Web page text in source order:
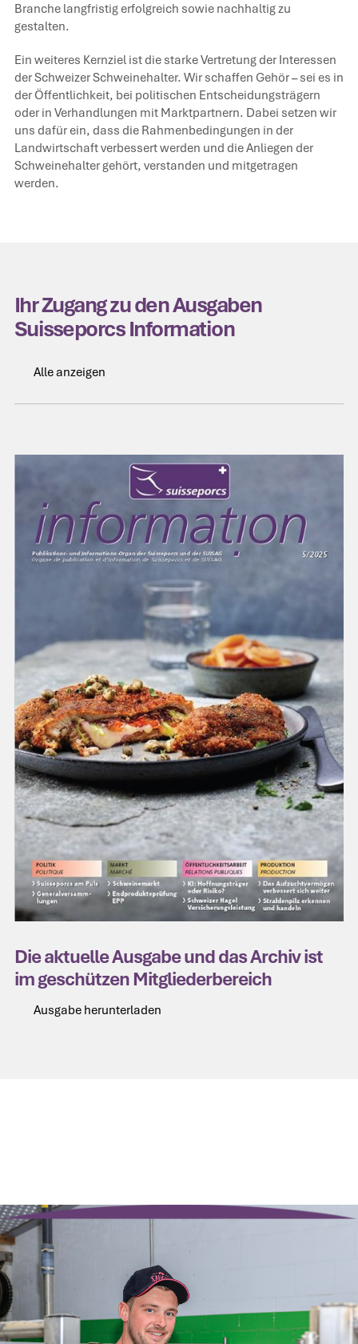
Branche langfristig erfolgreich sowie nachhaltig zu
gestalten.
Ein weiteres Kernziel ist die starke Vertretung der Interessen
der Schweizer Schweinehalter. Wir schaffen Gehör – sei es in
der Öffentlichkeit, bei politischen Entscheidungsträgern
oder in Verhandlungen mit Marktpartnern. Dabei setzen wir
uns dafür ein, dass die Rahmenbedingungen in der
Landwirtschaft verbessert werden und die Anliegen der
Schweinehalter gehört, verstanden und mitgetragen
werden.
Ihr Zugang zu den Ausgaben
Suisseporcs Information
Alle anzeigen
Die aktuelle Ausgabe und das Archiv ist
im geschützen Mitgliederbereich
Ausgabe herunterladen